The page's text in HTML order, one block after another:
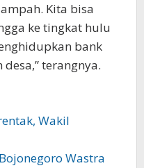
Kita bisa
ke tingkat hulu
bank
terangnya.
Wakil
Wastra